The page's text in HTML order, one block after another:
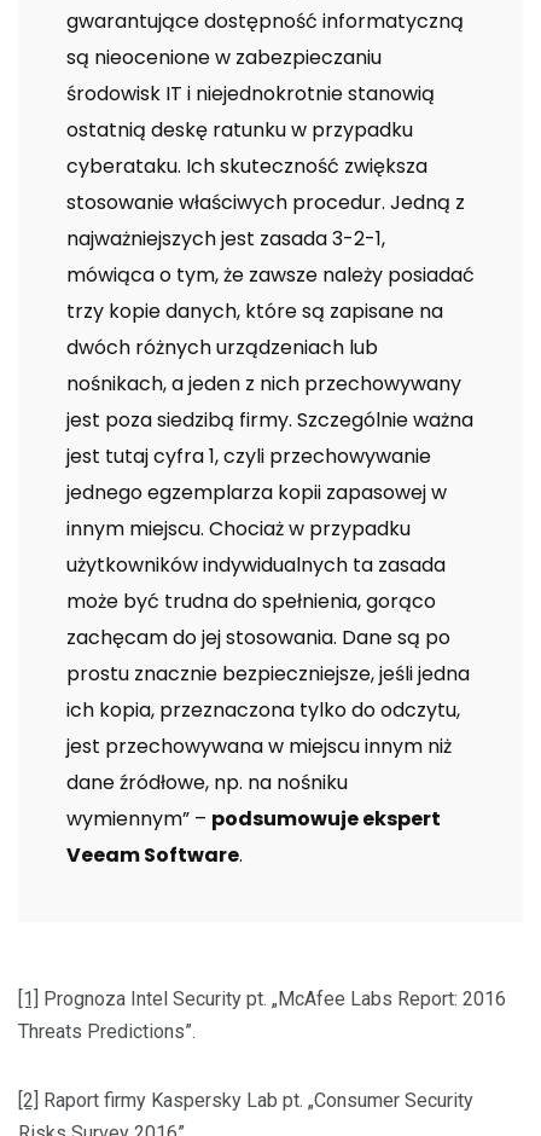
gwarantujące dostępność informatyczną
są nieocenione w zabezpieczaniu
środowisk IT i niejednokrotnie stanowią
ostatnią deskę ratunku w przypadku
cyberataku. Ich skuteczność zwiększa
stosowanie właściwych procedur. Jedną z
najważniejszych jest zasada 3-2-1,
mówiąca o tym, że zawsze należy posiadać
trzy kopie danych, które są zapisane na
dwóch różnych urządzeniach lub
nośnikach, a jeden z nich przechowywany
jest poza siedzibą firmy. Szczególnie ważna
jest tutaj cyfra 1, czyli przechowywanie
jednego egzemplarza kopii zapasowej w
innym miejscu. Chociaż w przypadku
użytkowników indywidualnych ta zasada
może być trudna do spełnienia, gorąco
zachęcam do jej stosowania. Dane są po
prostu znacznie bezpieczniejsze, jeśli jedna
ich kopia, przeznaczona tylko do odczytu,
jest przechowywana w miejscu innym niż
dane źródłowe, np. na nośniku
wymiennym” – podsumowuje ekspert
Veeam Software.
[1] Prognoza Intel Security pt. „McAfee Labs Report: 2016
Threats Predictions”.
[2] Raport firmy Kaspersky Lab pt. „Consumer Security